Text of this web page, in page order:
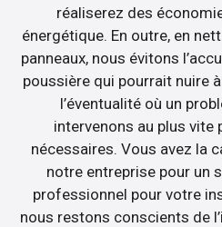
réaliserez des
énergétique. En outre, en
panneaux, nous évitons
poussière qui pourrait nuire
l’éventualité où un
intervenons au plus vite
nécessaires. Vous avez la
notre entreprise pour un
professionnel pour votre
nous restons conscients de